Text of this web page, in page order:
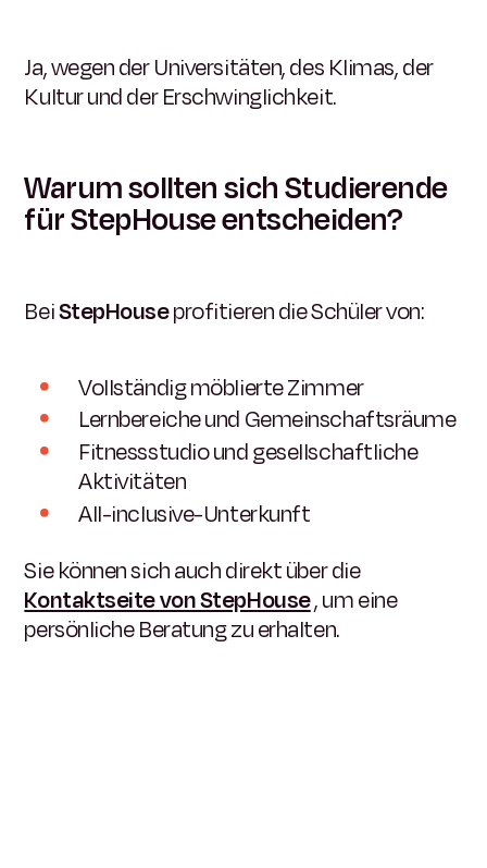
Ja, wegen der Universitäten, des Klimas, der
Kultur und der Erschwinglichkeit.
Warum sollten sich Studierende
für StepHouse entscheiden?
BeiStepHouseprofitieren die Schüler von:
Vollständig möblierte Zimmer
Lernbereiche und Gemeinschaftsräume
Fitnessstudio und gesellschaftliche
Aktivitäten
All-inclusive-Unterkunft
Sie können sich auch direkt über die
Kontaktseite von StepHouse, um eine
persönliche Beratung zu erhalten.